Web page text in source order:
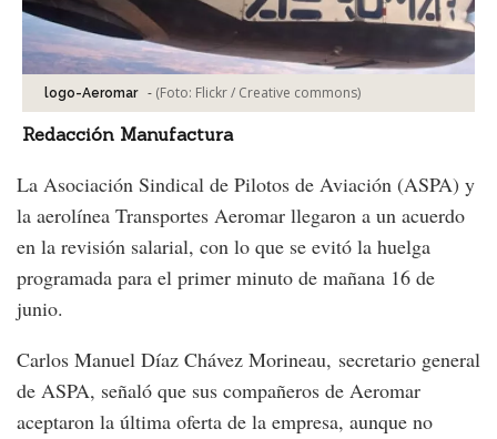
logo-Aeromar - (Foto: Flickr / Creative commons)
Redacción Manufactura
La Asociación Sindical de Pilotos de Aviación (ASPA) y
la aerolínea Transportes Aeromar llegaron a un acuerdo
en la revisión salarial, con lo que se evitó la huelga
programada para el primer minuto de mañana 16 de
junio.
Carlos Manuel Díaz Chávez Morineau, secretario general
de ASPA, señaló que sus compañeros de Aeromar
aceptaron la última oferta de la empresa, aunque no